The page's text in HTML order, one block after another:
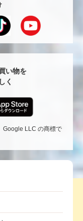
戻
い物を
く
Google LLC の商標で